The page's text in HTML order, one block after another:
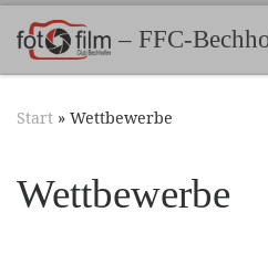
Zum Inhalt springen
– FFC-
Start » Wettbewerbe
Wettbewerbe